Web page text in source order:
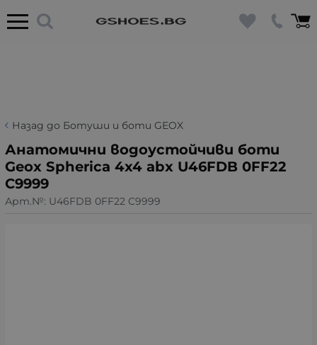
Назад до Ботуши и боти GEOX
Анатомични водоустойчиви боти
Geox Spherica 4x4 abx U46FDB 0FF22
C9999
Арт.№: U46FDB 0FF22 C9999